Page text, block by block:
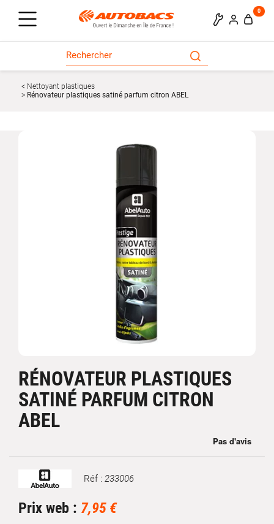
0
Nettoyant plastiques
Rénovateur plastiques satiné parfum citron ABEL
RÉNOVATEUR PLASTIQUES
SATINÉ PARFUM CITRON
ABEL
Marque Réf : 233006
Prix web : 7,95 €